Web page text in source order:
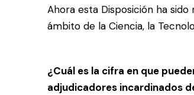
Ahora esta Disposición ha
ámbito de la Ciencia, la
¿Cuál es la cifra en que
adjudicadores incardinados